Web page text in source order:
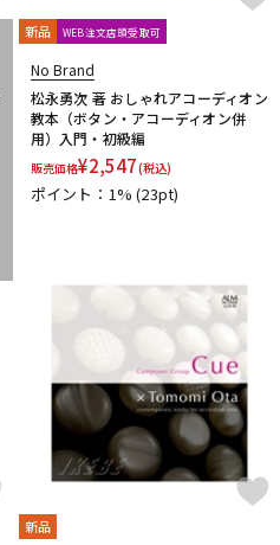
エフェクター
DTM
楽器アクセサリ
ヴィンテージ
新品 WEB注文店頭受取可
No Brand
松永勇次 著 おしゃれアコーディオン
教本（ボタン・アコーディオン併
用）入門・初級編
販売価格¥2,547(税込)
ポイント：1%(23pt)
新品